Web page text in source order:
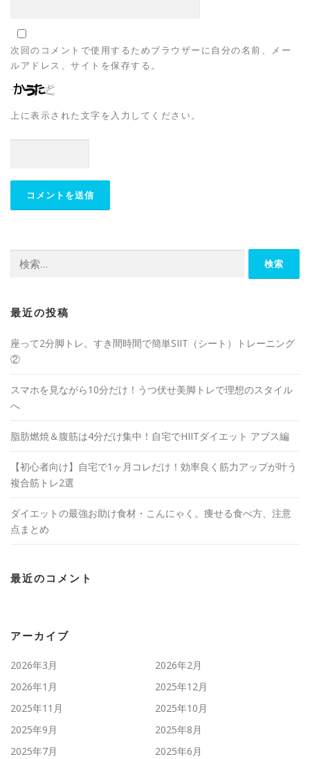
次回のコメントで使用するためブラウザーに自分の名前、メー
ルアドレス、サイトを保存する。
上に表示された文字を入力してください。
最近の投稿
座って2分脚トレ。すき間時間で簡単SIIT（シート）トレーニング
②
スマホを見ながら10分だけ！うつ伏せ美脚トレで理想のスタイル
へ
脂肪燃焼＆腹筋は4分だけ集中！自宅でHIITダイエット アブス編
【初心者向け】自宅で1ヶ月コレだけ！効率良く筋力アップが叶う
複合筋トレ2選
ダイエットの最強お助け食材・こんにゃく。痩せる食べ方、注意
点まとめ
最近のコメント
アーカイブ
2026年3月
2026年2月
2026年1月
2025年12月
2025年11月
2025年10月
2025年9月
2025年8月
2025年7月
2025年6月